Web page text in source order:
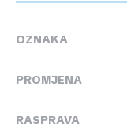
OZNAKA
PROMJENA
RASPRAVA